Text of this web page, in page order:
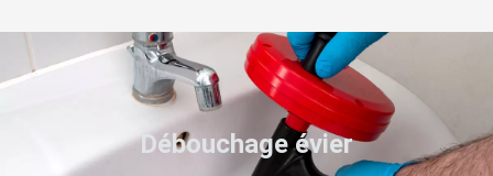
Débouchage évier